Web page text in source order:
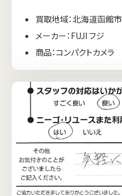
買取地域：北海道函館市
メーカー：FUJI フジ
商品：コンパクトカメラ